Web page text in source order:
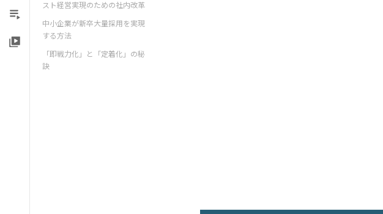
スト経営実現のための社内改革
中小企業が新卒大量採用を実現
する方法
「即戦力化」と「定着化」の秘
訣